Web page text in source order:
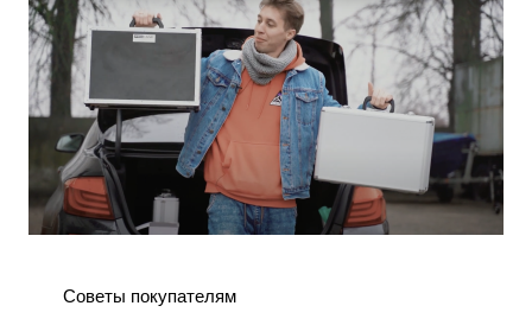
Советы покупателям